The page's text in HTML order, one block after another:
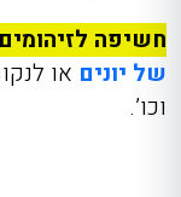
חשיפה לזיהומים
של יונים או
וכו’.